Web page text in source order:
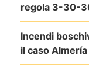
regola 3-30-
Incendi
il caso Almería